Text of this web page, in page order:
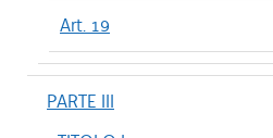
Art. 19
PARTE III